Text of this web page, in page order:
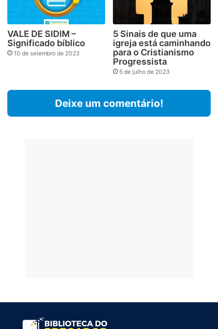
VALE DE SIDIM –
Significado bíblico
10 de setembro de 2023
5 Sinais de que uma
igreja está caminhando
para o Cristianismo
Progressista
5 de julho de 2023
Deixe um comentário!